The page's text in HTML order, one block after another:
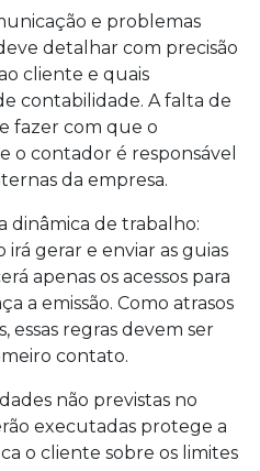
e problemas
detalhar com precisão
cliente e quais
contabilidade. A falta de
fazer com que o
contador é responsável
da empresa.
dinâmica de trabalho:
gerar e enviar as guias
apenas os acessos para
a emissão. Como atrasos
regras devem ser
contato.
não previstas no
executadas protege a
o cliente sobre os limites